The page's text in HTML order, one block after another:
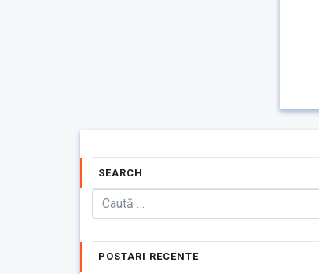
SEARCH
POSTARI RECENTE